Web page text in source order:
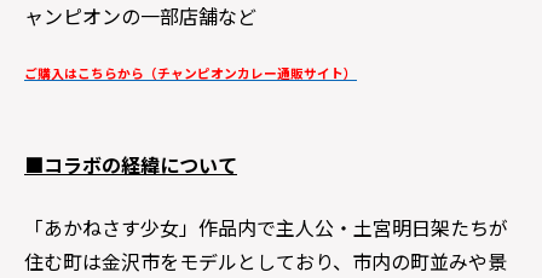
ャンピオンの一部店舗など
ご購入はこちらから（チャンピオンカレー通販サイト）
■コラボの経緯について
「あかねさす少女」作品内で主人公・土宮明日架たちが
住む町は金沢市をモデルとしており、市内の町並みや景